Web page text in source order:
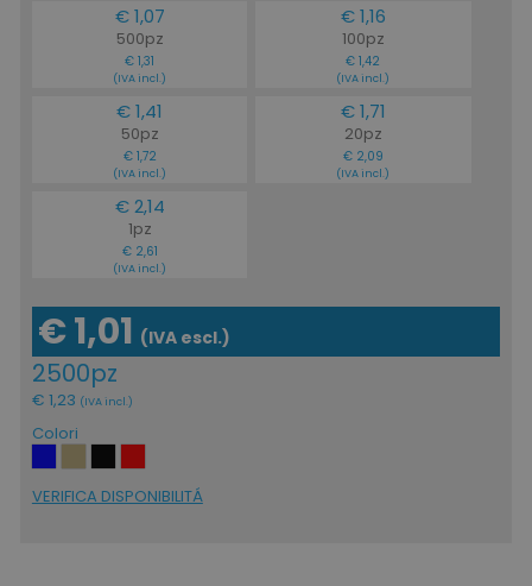
€ 1,07
500pz
€ 1,31
(IVA incl.)
€ 1,16
100pz
€ 1,42
(IVA incl.)
€ 1,41
50pz
€ 1,72
(IVA incl.)
€ 1,71
20pz
€ 2,09
(IVA incl.)
€ 2,14
1pz
€ 2,61
(IVA incl.)
€ 1,01 (IVA escl.)
2500pz
€ 1,23 (IVA incl.)
Colori
VERIFICA DISPONIBILITÁ